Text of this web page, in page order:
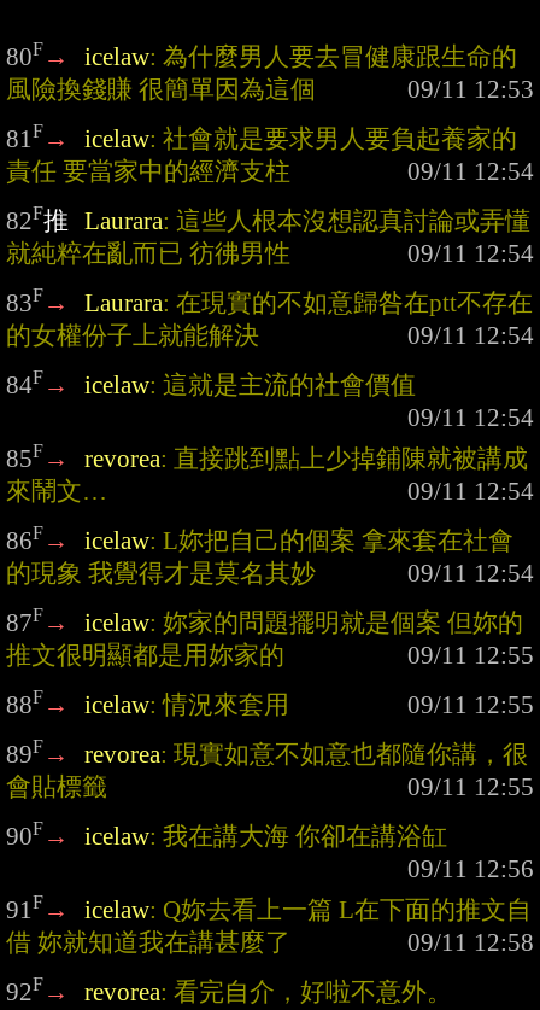
80F → icelaw: 為什麼男人要去冒健康跟生命的
風險換錢賺 很簡單因為這個
81F → icelaw: 社會就是要求男人要負起養家的
責任 要當家中的經濟支柱
82F推 Laurara: 這些人根本沒想認真討論或弄懂
就純粹在亂而已 彷彿男性
83F → Laurara: 在現實的不如意歸咎在ptt不存在
的女權份子上就能解決
84F → icelaw: 這就是主流的社會價值
85F → revorea: 直接跳到點上少掉鋪陳就被講成
來鬧文…
86F → icelaw: L妳把自己的個案 拿來套在社會
的現象 我覺得才是莫名其妙
87F → icelaw: 妳家的問題擺明就是個案 但妳的
推文很明顯都是用妳家的
88F → icelaw: 情況來套用
89F → revorea: 現實如意不如意也都隨你講，很
會貼標籤
90F → icelaw: 我在講大海 你卻在講浴缸
91F → icelaw: Q妳去看上一篇 L在下面的推文自
借 妳就知道我在講甚麼了
92F → revorea: 看完自介，好啦不意外。